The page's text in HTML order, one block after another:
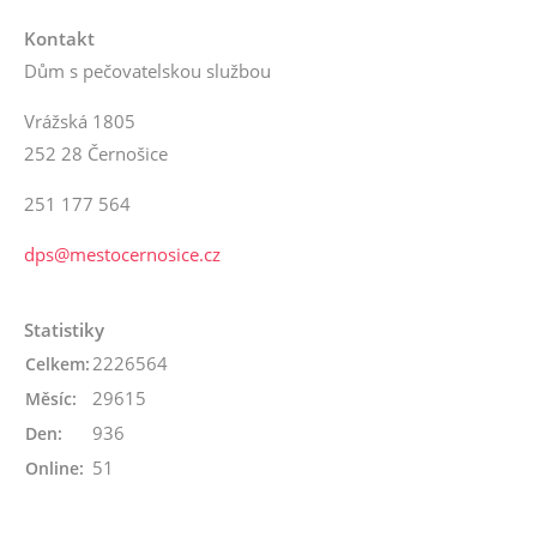
Kontakt
Dům s pečovatelskou službou
Vrážská 1805
252 28 Černošice
251 177 564
dps@mestocernosice.cz
Statistiky
Online: 51
Celkem: 2226564
Měsíc: 29615
Den: 936